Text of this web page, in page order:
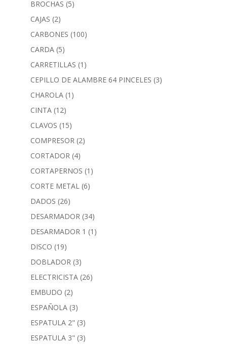
BROCHAS (5)
CAJAS (2)
CARBONES (100)
CARDA (5)
CARRETILLAS (1)
CEPILLO DE ALAMBRE 64 PINCELES (3)
CHAROLA (1)
CINTA (12)
CLAVOS (15)
COMPRESOR (2)
CORTADOR (4)
CORTAPERNOS (1)
CORTE METAL (6)
DADOS (26)
DESARMADOR (34)
DESARMADOR 1 (1)
DISCO (19)
DOBLADOR (3)
ELECTRICISTA (26)
EMBUDO (2)
ESPAÑOLA (3)
ESPATULA 2" (3)
ESPATULA 3" (3)